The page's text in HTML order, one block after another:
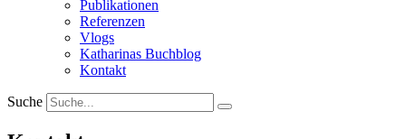
Publikationen
Referenzen
Vlogs
Katharinas Buchblog
Kontakt
Suche